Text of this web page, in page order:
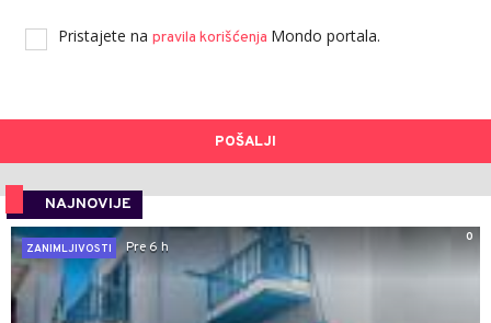
Pristajete na pravila korišćenja Mondo portala.
POŠALJI
NAJNOVIJE
0
ZANIMLJIVOSTI
Pre 6 h